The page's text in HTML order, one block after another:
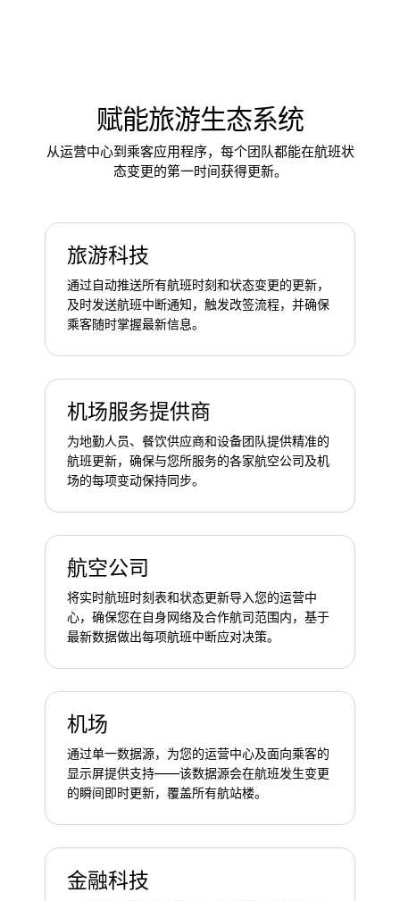
赋能旅游生态系统
从运营中心到乘客应用程序，每个团队都能在航班状
态变更的第一时间获得更新。
旅游科技
通过自动推送所有航班时刻和状态变更的更新，
及时发送航班中断通知，触发改签流程，并确保
乘客随时掌握最新信息。
机场服务提供商
为地勤人员、餐饮供应商和设备团队提供精准的
航班更新，确保与您所服务的各家航空公司及机
场的每项变动保持同步。
航空公司
将实时航班时刻表和状态更新导入您的运营中
心，确保您在自身网络及合作航司范围内，基于
最新数据做出每项航班中断应对决策。
机场
通过单一数据源，为您的运营中心及面向乘客的
显示屏提供支持——该数据源会在航班发生变更
的瞬间即时更新，覆盖所有航站楼。
金融科技